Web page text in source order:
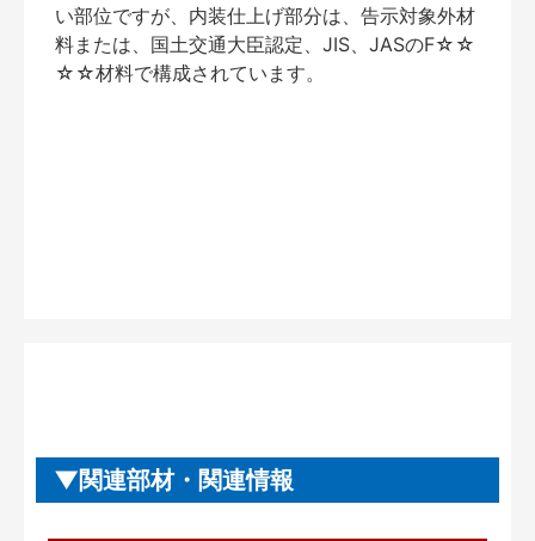
い部位ですが、内装仕上げ部分は、告示対象外材
料または、国土交通大臣認定、JIS、JASのF☆☆
☆☆材料で構成されています。
関連部材・関連情報